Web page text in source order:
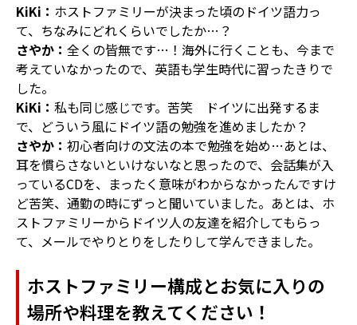
KiKi： ホストファミリーが決まった頃のドイツ語力っ
て、ちなみにどれくらいでしたか…？
さやか： 全くの皆無です…！海外に行くことも、今まで
考えていなかったので、英語も学生時代に習ったきりで
した。
KiKi： 私も同じ感じです。苦笑 ドイツに出発するま
で、どういう風にドイツ語の勉強を進めましたか？
さやか： 初心者向けの文法の本で勉強を始め…あとは、
耳を慣らさないといけないなと思ったので、会話集が入
っているCDを、まったく意味がわからなかったんですけ
ど苦笑、通勤の時にずっと聞いていました。あとは、ホ
ストファミリーからドイツ人の友達を紹介してもらっ
て、メールでやりとりをしたりして学んできました。
ホストファミリー構成とお気に入りの
場所や料理を教えてください！